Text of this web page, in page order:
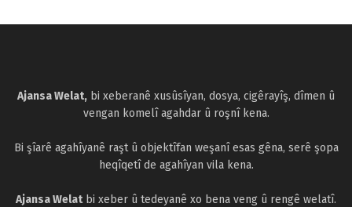
Ajansa Welat, bi xeberanê xusûsîyan, dosya, cigêrayîş, dîmen û
vengan komelî agahdar û roşnî kena.
Bi şîarê agahîyanê raşt û objektîfan weşanî esas gêna, serê şopa
heqîqetî de agahîyan vila kena.
Ajansa Welatbi xeber û tedeyanê xo bena veng û rengê welatî.